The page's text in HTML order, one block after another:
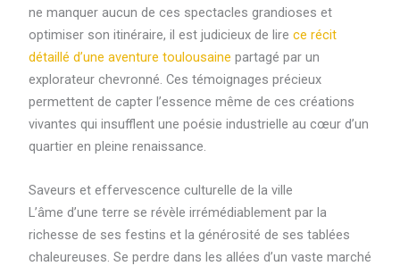
ne manquer aucun de ces spectacles grandioses et
optimiser son itinéraire, il est judicieux de lire ce récit
détaillé d’une aventure toulousaine partagé par un
explorateur chevronné. Ces témoignages précieux
permettent de capter l’essence même de ces créations
vivantes qui insufflent une poésie industrielle au cœur d’un
quartier en pleine renaissance.
Saveurs et effervescence culturelle de la ville
L’âme d’une terre se révèle irrémédiablement par la
richesse de ses festins et la générosité de ses tablées
chaleureuses. Se perdre dans les allées d’un vaste marché